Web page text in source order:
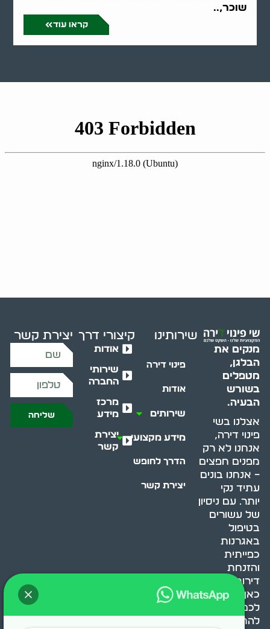
שוכר,..
קראו עוד
מנקים את
הבלגן,
מטפלים
בשורש
הבעיה.
אצלנו בשי
פינוי דירה,
אנחנו לא רק
מפנים חפצים
– אנחנו בונים
עתיד נקי
יותר. עם ניסיון
של עשורים
בטיפול
באגרנות
כפייתית
והזנחת
דירות, אנחנו
כאן כדי לעזור
לכם
להתמודד,
שירותינו
פינוי דירה
אודות
שירותים
מידע מקצועי
הדרך לחופש
יצירת קשר
קיצורי דרך
אודות
שירותי
החברה
מרכז
מידע
יצירת
קשר
יצירת קשר
שליחה